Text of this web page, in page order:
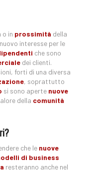
o in prossimità della
interesse per le
che sono
dei clienti.
forti di una diversa
, soprattutto
si sono aperte nuove
della comunità
?
che le nuove
di business
resteranno anche nel